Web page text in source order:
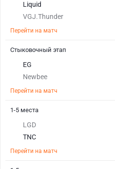
Liquid
VGJ.Thunder
Перейти на матч
EG
Newbee
Перейти на матч
Стыковочный этап
LGD
TNC
Перейти на матч
1-5 места